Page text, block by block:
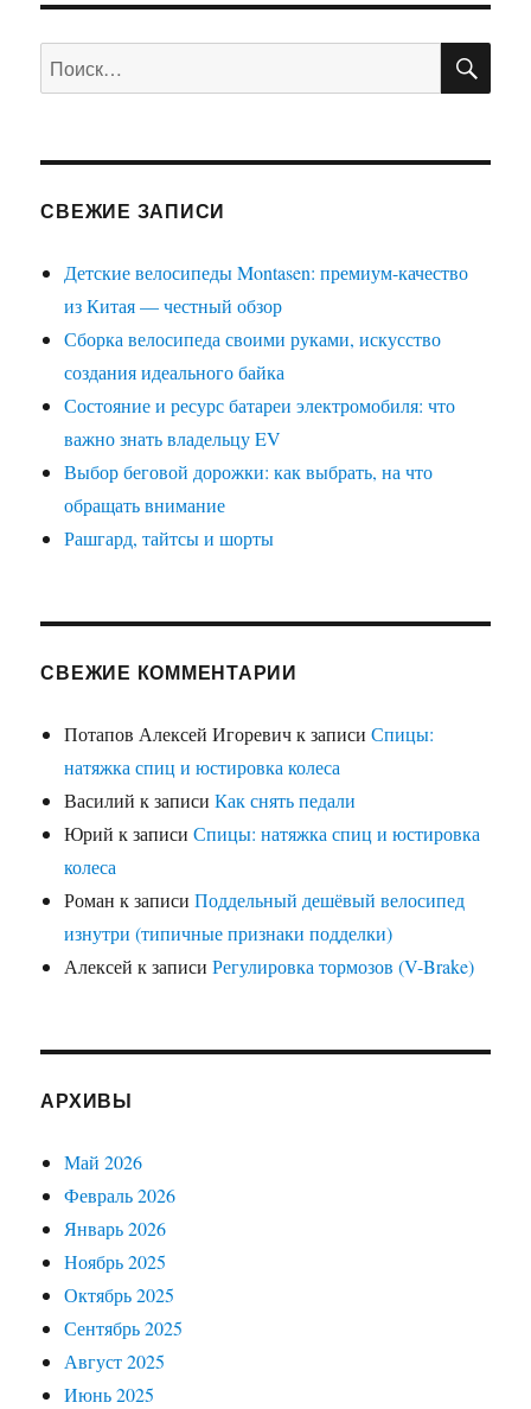
Искать:
СВЕЖИЕ ЗАПИСИ
Детские велосипеды Montasen: премиум-качество
из Китая — честный обзор
Сборка велосипеда своими руками, искусство
создания идеального байка
Состояние и ресурс батареи электромобиля: что
важно знать владельцу EV
Выбор беговой дорожки: как выбрать, на что
обращать внимание
Рашгард, тайтсы и шорты
СВЕЖИЕ КОММЕНТАРИИ
Потапов Алексей Игоревичк записиСпицы:
натяжка спиц и юстировка колеса
Василий к записиКак снять педали
Юрий к записиСпицы: натяжка спиц и юстировка
колеса
Роман к записиПоддельный дешёвый велосипед
изнутри (типичные признаки подделки)
Алексей к записиРегулировка тормозов (V-Brake)
АРХИВЫ
Май 2026
Февраль 2026
Январь 2026
Ноябрь 2025
Октябрь 2025
Сентябрь 2025
Август 2025
Июнь 2025